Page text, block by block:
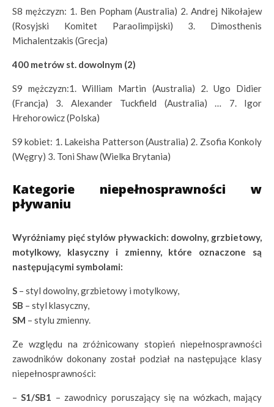
S8 mężczyzn: 1. Ben Popham (Australia) 2. Andrej Nikołajew
(Rosyjski Komitet Paraolimpijski) 3. Dimosthenis
Michalentzakis (Grecja)
400 metrów st. dowolnym (2)
S9 mężczyzn:1. William Martin (Australia) 2. Ugo Didier
(Francja) 3. Alexander Tuckfield (Australia) … 7. Igor
Hrehorowicz (Polska)
S9 kobiet: 1. Lakeisha Patterson (Australia) 2. Zsofia Konkoly
(Węgry) 3. Toni Shaw (Wielka Brytania)
Kategorie niepełnosprawności w
pływaniu
Wyróżniamy pięć stylów pływackich: dowolny, grzbietowy,
motylkowy, klasyczny i zmienny, które oznaczone są
następującymi symbolami:
S – styl dowolny, grzbietowy i motylkowy,
SB – styl klasyczny,
SM – stylu zmienny.
Ze względu na zróżnicowany stopień niepełnosprawności
zawodników dokonany został podział na następujące klasy
niepełnosprawności:
–S1/SB1 – zawodnicy poruszający się na wózkach, mający